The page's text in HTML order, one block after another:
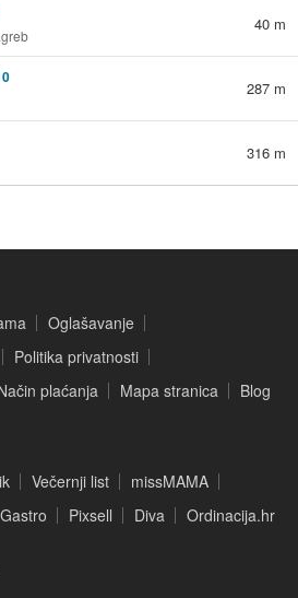
40 m
287 m
316 m
Oglašavanje
Politika privatnosti
plaćanja Mapa stranica Blog
Večernji list
missMAMA
Gastro Pixsell Diva Ordinacija.hr